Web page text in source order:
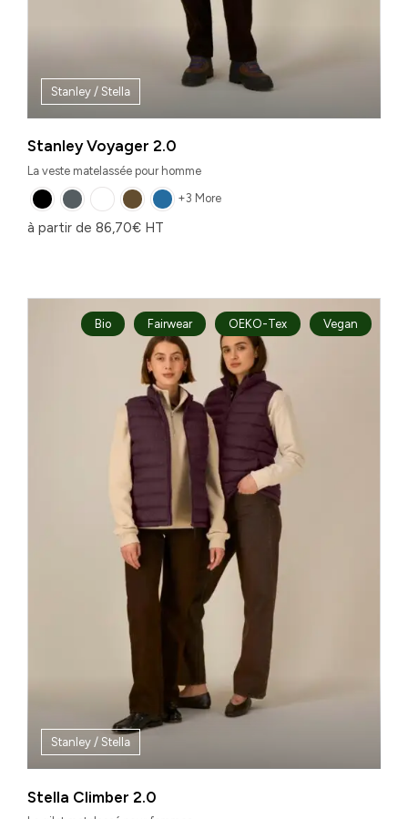
Stanley / Stella
Stanley Voyager 2.0
La veste matelassée pour homme
+3 More
à partir de 86,70€ HT
Bio Fairwear OEKO-Tex Vegan
Stanley / Stella
Stella Climber 2.0